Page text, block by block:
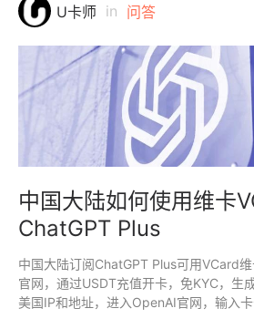
U卡师 in 问答
中国大陆如何使用维卡
ChatGPT Plus
中国大陆订阅ChatGPT Plus可用VCard
官网，通过USDT充值开卡，免KYC，生
美国IP和地址，进入OpenAI官网，输入